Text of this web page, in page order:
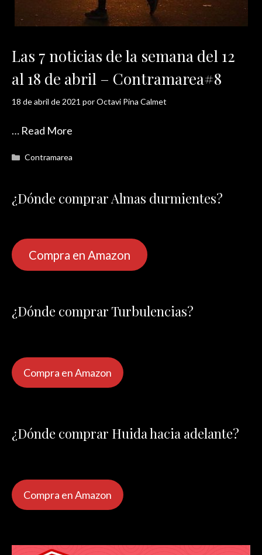
Las 7 noticias de la semana del 12
al 18 de abril – Contramarea#8
18 de abril de 2021 porOctavi Pina Calmet
… Read More
Categorías
Contramarea
¿Dónde comprar Almas durmientes?
Compra en Amazon
¿Dónde comprar Turbulencias?
Compra en Amazon
¿Dónde comprar Huida hacia adelante?
Compra en Amazon